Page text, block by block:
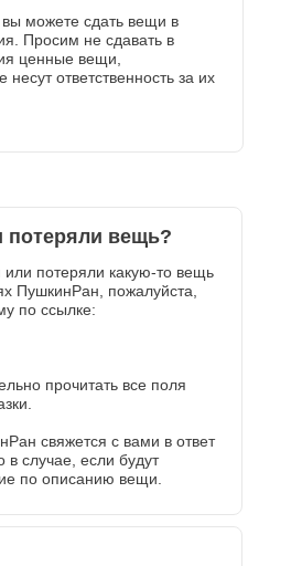
можете сдать вещи в
Просим не сдавать в
ценные вещи,
несут ответственность за их
потеряли какую-то вещь
ПушкинРан, пожалуйста,
по ссылке:
прочитать все поля
свяжется с вами в ответ
в случае, если будут
по описанию вещи.
потеряли вещь?